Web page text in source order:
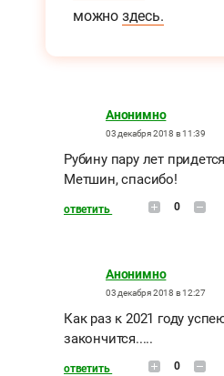
можно здесь.
Анонимно
03 декабря 2018 в 11:39
Рубину пару лет
Метшин, спасибо!
ответить 0
Анонимно
03 декабря 2018 в 12:27
Как раз к 2021 году
закончится.....
ответить 0